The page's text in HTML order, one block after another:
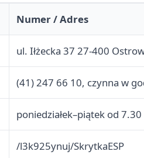
Numer / Adres
ul. Iłżecka 37 27-400
(41) 247 66 10, czynna w
poniedziałek–piątek od
/l3k925ynuj/SkrytkaESP